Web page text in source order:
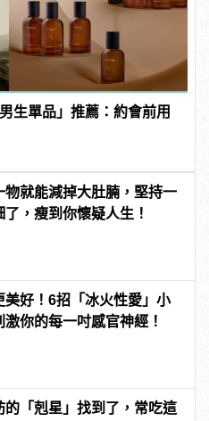
生單品」推薦：約會前用
物就能減掉大肚腩，堅持一
了，瘦到你懷疑人生！
美好！6招「冰火性愛」小
激你的每一吋感官神經！
的「剋星」找到了，常吃這